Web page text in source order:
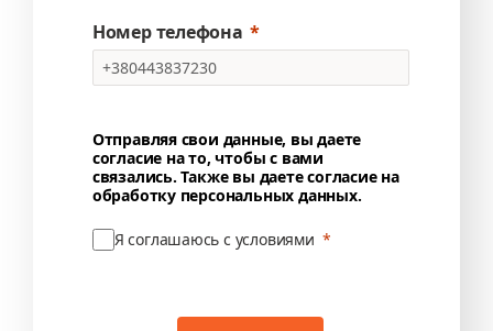
Номер телефона
Отправляя свои данные, вы даете
согласие на то, чтобы с вами
связались. Также вы даете согласие на
обработку персональных данных.
Я соглашаюсь с условиями